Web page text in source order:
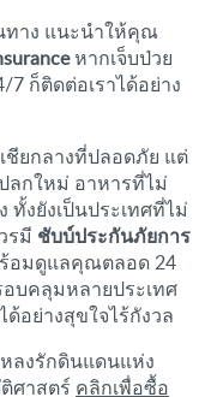
ทาง แนะนำให้คุณ
หากเจ็บป่วย
ก็ติดต่อเราได้อย่าง
ชียกลางที่ปลอดภัย แต่
ลกใหม่ อาหารที่ไม่
งยังเป็นประเทศที่ไม่
รมี ชับบ์ประกันภัยการ
อมดูแลคุณตลอด 24
บคลุมหลายประเทศ
อย่างสุขใจไร้กังวล
ลงรักดินแดนแห่ง
ศาสตร์ คลิกเพื่อซื้อ